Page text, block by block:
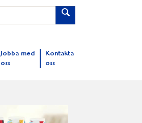
Jobba med
oss
Kontakta
oss